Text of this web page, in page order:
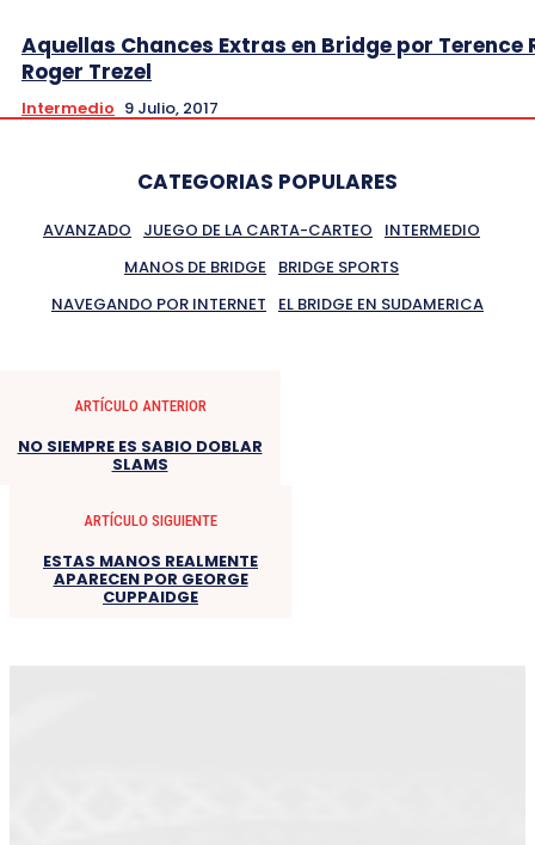
Aquellas Chances Extras en Bridge por Terence
Roger Trezel
Intermedio 9 Julio, 2017
CATEGORIAS POPULARES
AVANZADO JUEGO DE LA CARTA-CARTEO
INTERMEDIO
MANOS DE BRIDGE
BRIDGE SPORTS
NAVEGANDO POR INTERNET
EL BRIDGE EN SUDAMERICA
ARTÍCULO ANTERIOR
NO SIEMPRE ES SABIO DOBLAR
SLAMS
ARTÍCULO SIGUIENTE
ESTAS MANOS REALMENTE
APARECEN POR GEORGE
CUPPAIDGE